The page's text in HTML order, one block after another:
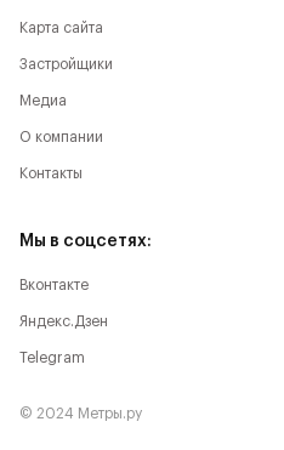
Карта сайта
Застройщики
Медиа
О компании
Контакты
Мы в соцсетях:
Вконтакте
Яндекс.Дзен
Telegram
© 2024 Метры.ру